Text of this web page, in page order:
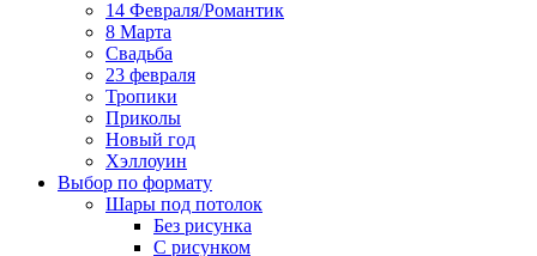
14 Февраля/Романтик
8 Марта
Свадьба
23 февраля
Тропики
Приколы
Новый год
Хэллоуин
Выбор по формату
Шары под потолок
Без рисунка
С рисунком